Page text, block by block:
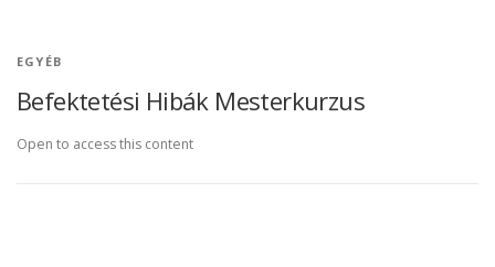
EGYÉB
Befektetési Hibák Mesterkurzus
Open to access this content